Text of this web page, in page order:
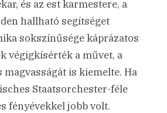
és az est karmestere, a
hallható segítséget
sokszínűsége káprázatos
végigkísérték a művet, a
is kiemelte. Ha
Staatsorchester-féle
fényévekkel jobb volt.